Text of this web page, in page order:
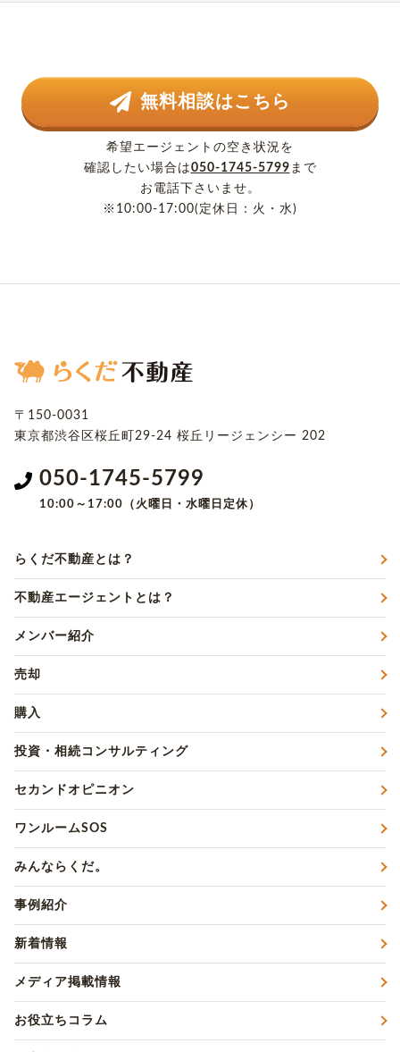
無料相談はこちら
希望エージェントの空き状況を
確認したい場合は050-1745-5799 まで
お電話下さいませ。
※10:00-17:00(定休日：火・水)
〒150-0031
東京都渋谷区桜丘町29-24 桜丘リージェンシー 202
050-1745-5799
10:00～17:00（火曜日・水曜日定休）
らくだ不動産とは？
不動産エージェントとは？
メンバー紹介
売却
購入
投資・相続コンサルティング
セカンドオピニオン
ワンルームSOS
みんならくだ。
事例紹介
新着情報
メディア掲載情報
お役立ちコラム